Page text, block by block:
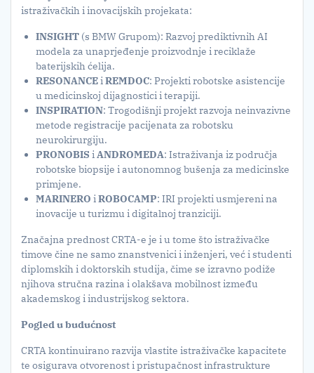
istraživačkih i inovacijskih projekata:
INSIGHT (s BMW Grupom): Razvoj prediktivnih AI
modela za unaprjeđenje proizvodnje i reciklaže
baterijskih ćelija.
RESONANCEiREMDOC: Projekti robotske asistencije
u medicinskoj dijagnostici i terapiji.
INSPIRATION: Tro­godišnji projekt razvoja neinvazivne
metode registracije pacijenata za robotsku
neurokirurgiju.
PRONOBIS iANDROMEDA: Istraživanja iz područja
robotske biopsije i autonomnog bušenja za medicinske
primjene.
MARINERO iROBOCAMP: IRI projekti usmjereni na
inovacije u turizmu i digitalnoj tranziciji.
Značajna prednost CRTA-e je i u tome što istraživačke
timove čine ne samo znanstvenici i inženjeri, već i studenti
diplomskih i doktorskih studija, čime se izravno podiže
njihova stručna razina i olakšava mobilnost između
akademskog i industrijskog sektora.
Pogled u budućnost
CRTA kontinuirano razvija vlastite istraživačke kapacitete
te osigurava otvorenost i pristupačnost infrastrukture